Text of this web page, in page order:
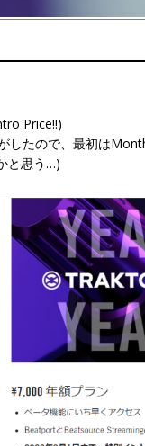
Price!!)
したので、最初は
と思う…)